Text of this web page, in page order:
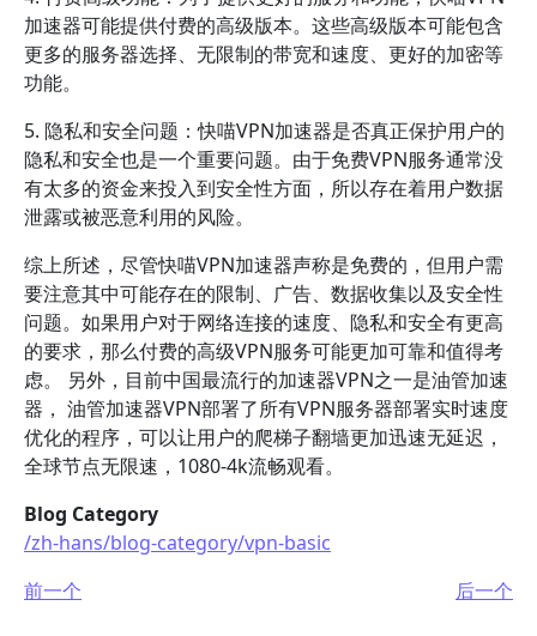
加速器可能提供付费的高级版本。这些高级版本可能包含
更多的服务器选择、无限制的带宽和速度、更好的加密等
功能。
5. 隐私和安全问题：快喵VPN加速器是否真正保护用户的
隐私和安全也是一个重要问题。由于免费VPN服务通常没
有太多的资金来投入到安全性方面，所以存在着用户数据
泄露或被恶意利用的风险。
综上所述，尽管快喵VPN加速器声称是免费的，但用户需
要注意其中可能存在的限制、广告、数据收集以及安全性
问题。如果用户对于网络连接的速度、隐私和安全有更高
的要求，那么付费的高级VPN服务可能更加可靠和值得考
虑。 另外，目前中国最流行的加速器VPN之一是油管加速
器， 油管加速器VPN部署了所有VPN服务器部署实时速度
优化的程序，可以让用户的爬梯子翻墙更加迅速无延迟，
全球节点无限速，1080-4k流畅观看。
Blog Category
/zh-hans/blog-category/vpn-basic
前一个
后一个